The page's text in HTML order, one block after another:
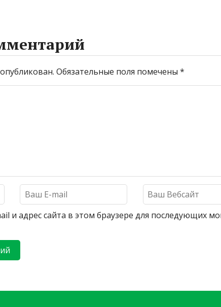
Обязательные поля помечены *
и адрес сайта в этом браузере для последующих